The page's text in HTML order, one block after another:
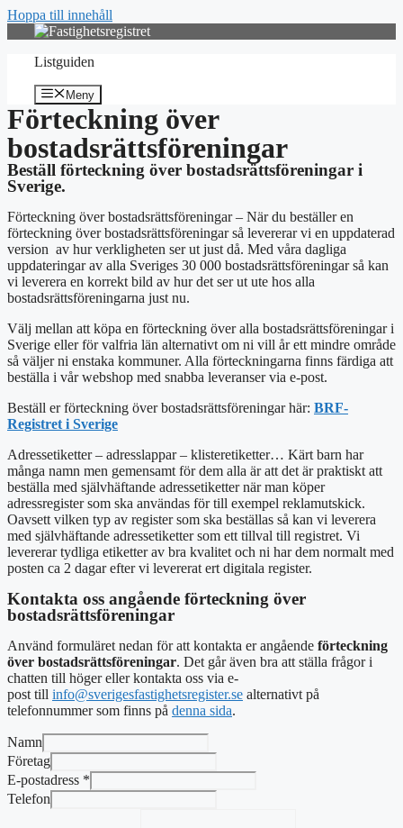
Hoppa till innehåll
Listguiden
Meny
Förteckning över
bostadsrättsföreningar
Beställ förteckning över bostadsrättsföreningar i
Sverige.
Förteckning över bostadsrättsföreningar – När du beställer en
förteckning över bostadsrättsföreningar så levererar vi en uppdaterad
version av hur verkligheten ser ut just då. Med våra dagliga
uppdateringar av alla Sveriges 30 000 bostadsrättsföreningar så kan
vi leverera en korrekt bild av hur det ser ut ute hos alla
bostadsrättsföreningarna just nu.
Välj mellan att köpa en förteckning över alla bostadsrättsföreningar i
Sverige eller för valfria län alternativt om ni vill år ett mindre område
så väljer ni enstaka kommuner. Alla förteckningarna finns färdiga att
beställa i vår webshop med snabba leveranser via e-post.
Beställ er förteckning över bostadsrättsföreningar här: BRF-
Registret i Sverige
Adressetiketter – adresslappar – klisteretiketter… Kärt barn har
många namn men gemensamt för dem alla är att det är praktiskt att
beställa med självhäftande adressetiketternär man köper
adressregister som ska användas för till exempel reklamutskick.
Oavsett vilken typ av register som ska beställas så kan vi leverera
med självhäftande adressetiketter som ett tillval till registret. Vi
levererar tydliga etiketter av bra kvalitet och ni har dem normalt med
posten ca 2 dagar efter vi levererat ert digitala register.
Kontakta oss angående förteckning över
bostadsrättsföreningar
Använd formuläret nedan för att kontakta er angående förteckning
över bostadsrättsföreningar. Det går även bra att ställa frågor i
chatten till höger eller kontakta oss via e-
post till info@sverigesfastighetsregister.se alternativt på
telefonnummer som finns på denna sida.
Namn
Företag
E-postadress *
Telefon